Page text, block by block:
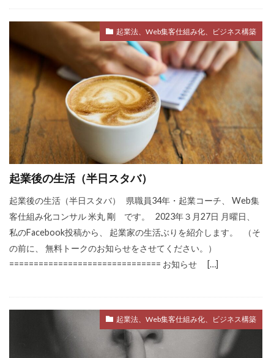
起業法、Web集客仕組み化、ビジネス構築
起業後の生活（半日スタバ）
起業後の生活（半日スタバ） 県職員34年・起業コーチ、 Web集
客仕組み化コンサル 米丸 剛 です。 2023年３月27日 月曜日、
私のFacebook投稿から、 起業家の生活ぶりを紹介します。 （そ
の前に、 無料トークのお知らせをさせてください。）
=============================== お知らせ […]
起業法、Web集客仕組み化、ビジネス構築